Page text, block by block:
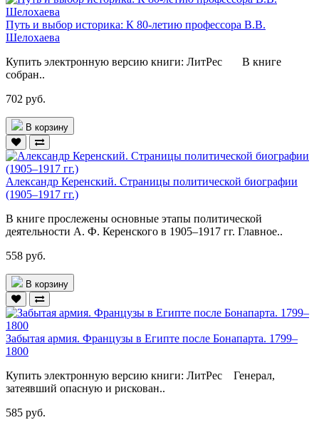
Путь и выбор историка: К 80-летию профессора В.В.
Шелохаева
Купить электронную версию книги: ЛитРес В книге
собран..
702 руб.
В корзину
Александр Керенский. Страницы политической биографии
(1905–1917 гг.)
В книге прослежены основные этапы политической
деятельности А. Ф. Керенского в 1905–1917 гг. Главное..
558 руб.
В корзину
Забытая армия. Французы в Египте после Бонапарта. 1799–
1800
Купить электронную версию книги: ЛитРес Генерал,
затеявший опасную и рискован..
585 руб.